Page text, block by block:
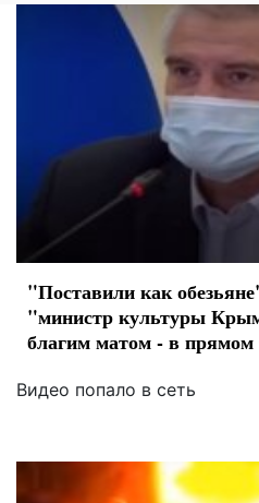
"Поставили как
"министр культуры
благим матом - в прямом
Видео попало в сеть